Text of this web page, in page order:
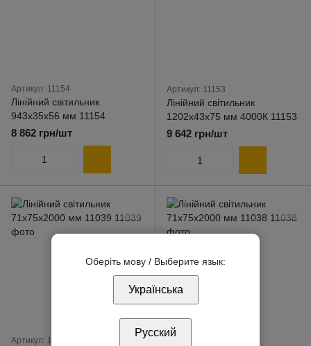
Артикул: 11154
Лінійний світильник
943х35х56 мм 11154
8 862 грн/шт
Артикул: 11153
Лінійний світильник
1202х43х75 мм 4000К 11153
9 642 грн/шт
Артикул: 11039
Оберіть мову / Выберите язык:
Українська
Русский